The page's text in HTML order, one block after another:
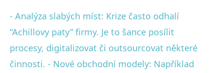
- Analýza slabých míst: Krize často odhalí
“Achillovy paty” firmy. Je to šance posílit
procesy, digitalizovat či outsourcovat některé
činnosti. - Nové obchodní modely: Například